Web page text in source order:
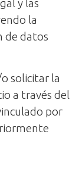
y las
la
de datos
solicitar la
a través del
por